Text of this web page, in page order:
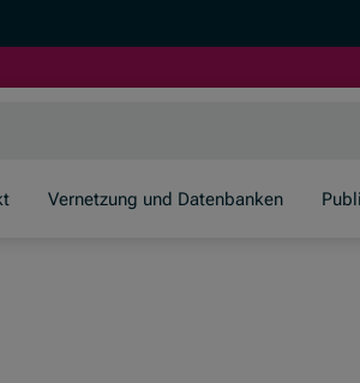
Vernetzung und Datenbanken